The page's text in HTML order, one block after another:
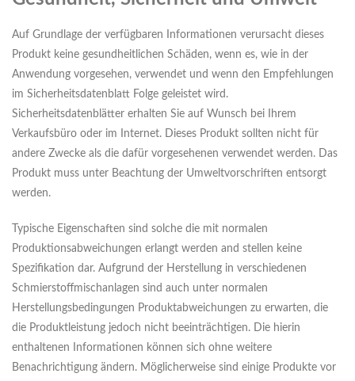
Auf Grundlage der verfügbaren Informationen verursacht dieses
Produkt keine gesundheitlichen Schäden, wenn es, wie in der
Anwendung vorgesehen, verwendet und wenn den Empfehlungen
im Sicherheitsdatenblatt Folge geleistet wird.
Sicherheitsdatenblätter erhalten Sie auf Wunsch bei Ihrem
Verkaufsbüro oder im Internet. Dieses Produkt sollten nicht für
andere Zwecke als die dafür vorgesehenen verwendet werden. Das
Produkt muss unter Beachtung der Umweltvorschriften entsorgt
werden.
Typische Eigenschaften sind solche die mit normalen
Produktionsabweichungen erlangt werden and stellen keine
Spezifikation dar. Aufgrund der Herstellung in verschiedenen
Schmierstoffmischanlagen sind auch unter normalen
Herstellungsbedingungen Produktabweichungen zu erwarten, die
die Produktleistung jedoch nicht beeinträchtigen. Die hierin
enthaltenen Informationen können sich ohne weitere
Benachrichtigung ändern. Möglicherweise sind einige Produkte vor